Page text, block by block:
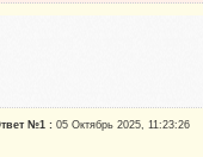
№1 :05 Октябрь 2025, 11:23:26